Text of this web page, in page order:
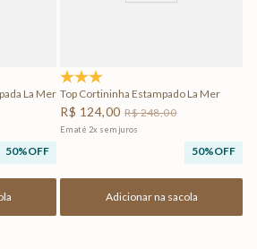
La Mer
50%OFF
Top Cortininha Estampado La Mer
R$ 124,00 R$248,00
Em até 2x sem juros
50%OFF
Adicionar na sacola